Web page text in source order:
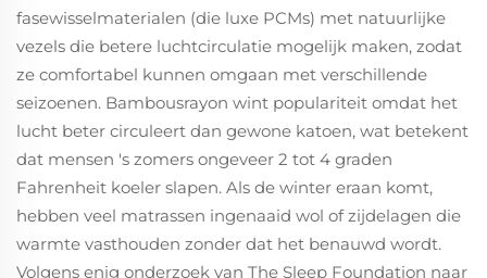
fasewisselmaterialen (die luxe PCMs) met natuurlijke
vezels die betere luchtcirculatie mogelijk maken, zodat
ze comfortabel kunnen omgaan met verschillende
seizoenen. Bambousrayon wint populariteit omdat het
lucht beter circuleert dan gewone katoen, wat betekent
dat mensen 's zomers ongeveer 2 tot 4 graden
Fahrenheit koeler slapen. Als de winter eraan komt,
hebben veel matrassen ingenaaid wol of zijdelagen die
warmte vasthouden zonder dat het benauwd wordt.
Volgens enig onderzoek van The Sleep Foundation naar